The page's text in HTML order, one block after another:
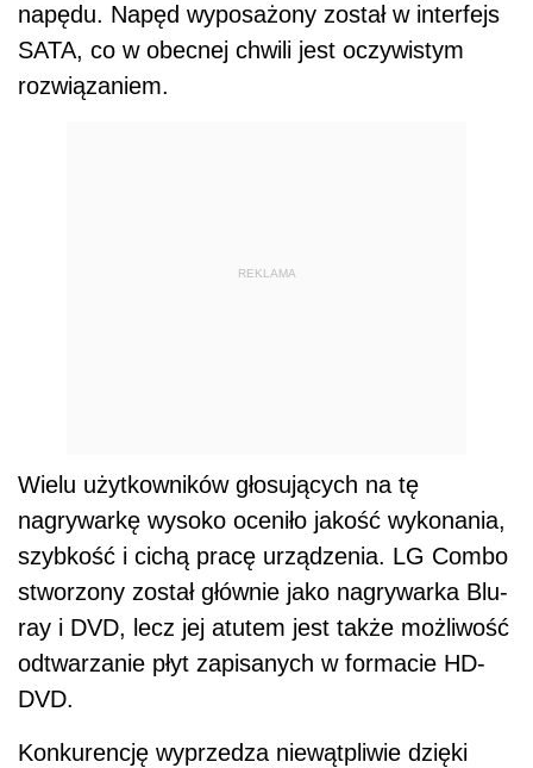
napędu. Napęd wyposażony został w interfejs
SATA, co w obecnej chwili jest oczywistym
rozwiązaniem.
REKLAMA
Wielu użytkowników głosujących na tę
nagrywarkę wysoko oceniło jakość wykonania,
szybkość i cichą pracę urządzenia. LG Combo
stworzony został głównie jako nagrywarka Blu-
ray i DVD, lecz jej atutem jest także możliwość
odtwarzanie płyt zapisanych w formacie HD-
DVD.
Konkurencję wyprzedza niewątpliwie dzięki